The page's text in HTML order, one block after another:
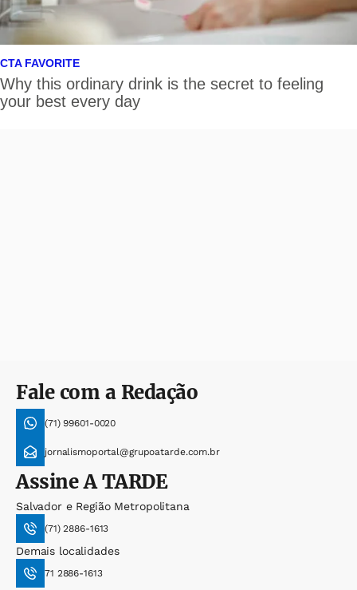
Fale com a Redação
(71) 99601-0020
jornalismoportal@grupoatarde.com.br
AssineA TARDE
Salvador e Região Metropolitana
(71) 2886-1613
Demais localidades
71 2886-1613